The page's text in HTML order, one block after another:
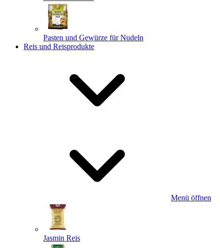
Pasten und Gewürze für Nudeln
Reis und Reisprodukte
Menü öffnen
Jasmin Reis